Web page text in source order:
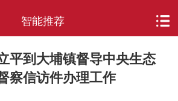
智能推荐
平到大埔镇督导中央生态
察信访件办理工作